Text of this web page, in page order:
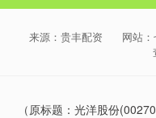
来源：贵丰配资 网站
（原标题：光洋股份